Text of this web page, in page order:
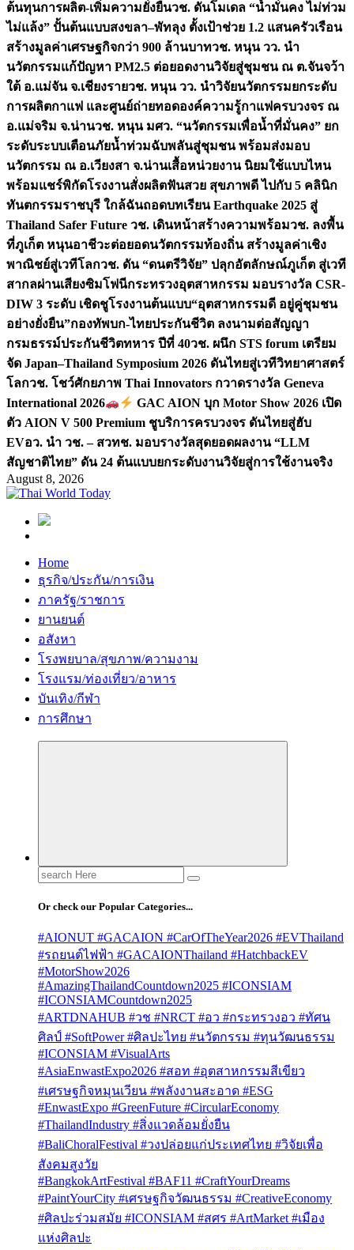
ต้นทุนการผลิต-เพิ่มความยั่งยืนวช. ดันโมเดล “น้ำมั่นคง ไม่ท่วม
ไม่แล้ง” ปั้นต้นแบบสงขลา–พัทลุง ตั้งเป้าช่วย 1.2 แสนครัวเรือน
สร้างมูลค่าเศรษฐกิจกว่า 900 ล้านบาทวช. หนุน วว. นำ
นวัตกรรมแก้ปัญหา PM2.5 ต่อยอดงานวิจัยสู่ชุมชน ณ ต.จันจว้า
ใต้ อ.แม่จัน จ.เชียงรายวช. หนุน วว. นำวิจัยนวัตกรรมยกระดับ
การผลิตกาแฟ และศูนย์ถ่ายทอดองค์ความรู้กาแฟครบวงจร ณ
อ.แม่จริม จ.น่านวช. หนุน มศว. “นวัตกรรมเพื่อน้ำที่มั่นคง” ยก
ระดับระบบเตือนภัยน้ำท่วมฉับพลันสู่ชุมชน พร้อมส่งมอบ
นวัตกรรม ณ อ.เวียงสา จ.น่านเสื้อหน่วยงาน นิยมใช้แบบไหน
พร้อมแชร์พิกัดโรงงานสั่งผลิตฟันสวย สุขภาพดี ไปกับ 5 คลินิก
ทันตกรรมราชบุรี ใกล้ฉันถอดบทเรียน Earthquake 2025 สู่
Thailand Safer Future วช. เดินหน้าสร้างความพร้อมวช. ลงพื้น
ที่ภูเก็ต หนุนอาชีวะต่อยอดนวัตกรรมท้องถิ่น สร้างมูลค่าเชิง
พาณิชย์สู่เวทีโลกวช. ดัน “ดนตรีวิจัย” ปลุกอัตลักษณ์ภูเก็ต สู่เวที
สากลผ่านเสียงซิมโฟนีกระทรวงอุตสาหกรรม มอบรางวัล CSR-
DIW 3 ระดับ เชิดชูโรงงานต้นแบบ“อุตสาหกรรมดี อยู่คู่ชุมชน
อย่างยั่งยืน”กองทัพบก-ไทยประกันชีวิต ลงนามต่อสัญญา
กรมธรรม์ประกันชีวิตทหาร ปีที่ 40วช. ผนึก STS forum เตรียม
จัด Japan–Thailand Symposium 2026 ดันไทยสู่เวทีวิทยาศาสตร์
โลกวช. โชว์ศักยภาพ Thai Innovators กวาดรางวัล Geneva
International 2026
GAC AION บุก Motor Show 2026 เปิด
ตัว AION V 500 Premium ชูบริการครบวงจร ดันไทยสู่ฮับ
EVอว. นำ วช. – สวทช. มอบรางวัลสุดยอดผลงาน “LLM
สัญชาติไทย” ดัน 24 ต้นแบบยกระดับงานวิจัยสู่การใช้งานจริง
August 8, 2026
Home
ธุรกิจ/ประกัน/การเงิน
ภาครัฐ/ราชการ
ยานยนต์
อสังหา
โรงพยบาล/สุขภาพ/ความงาม
โรงแรม/ท่องเที่ยว/อาหาร
บันเทิง/กีฬา
การศึกษา
Search
for:
Or check our Popular Categories...
#AIONUT #GACAION #CarOfTheYear2026 #EVThailand
#รถยนต์ไฟฟ้า #GACAIONThailand #HatchbackEV
#MotorShow2026
#AmazingThailandCountdown2025 #ICONSIAM
#ICONSIAMCountdown2025
#ARTDNAHUB #วช #NRCT #อว #กระทรวงอว #ทัศน
ศิลป์ #SoftPower #ศิลปะไทย #นวัตกรรม #ทุนวัฒนธรรม
#ICONSIAM #VisualArts
#AsiaEnwastExpo2026 #สอท #อุตสาหกรรมสีเขียว
#เศรษฐกิจหมุนเวียน #พลังงานสะอาด #ESG
#EnwastExpo #GreenFuture #CircularEconomy
#ThailandIndustry #สิ่งแวดล้อมยั่งยืน
#BaliChoralFestival #วงปล่อยแก่ประเทศไทย #วิจัยเพื่อ
สังคมสูงวัย
#BangkokArtFestival #BAF11 #CraftYourDreams
#PaintYourCity #เศรษฐกิจวัฒนธรรม #CreativeEconomy
#ศิลปะร่วมสมัย #ICONSIAM #สศร #ArtMarket #เมือง
แห่งศิลปะ